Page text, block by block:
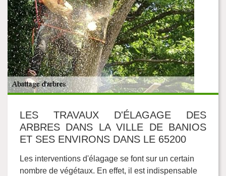
LES TRAVAUX D'ÉLAGAGE DES
ARBRES DANS LA VILLE DE BANIOS
ET SES ENVIRONS DANS LE 65200
Les interventions d'élagage se font sur un certain
nombre de végétaux. En effet, il est indispensable